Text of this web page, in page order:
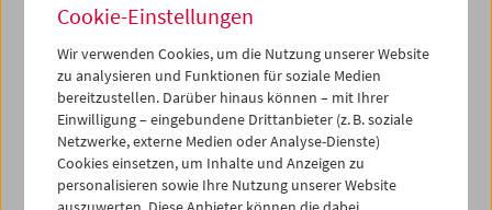
Cookie-Einstellungen
Wir verwenden Cookies, um die Nutzung unserer Website
zu analysieren und Funktionen für soziale Medien
bereitzustellen. Darüber hinaus können – mit Ihrer
Einwilligung – eingebundene Drittanbieter (z. B. soziale
Netzwerke, externe Medien oder Analyse-Dienste)
Cookies einsetzen, um Inhalte und Anzeigen zu
personalisieren sowie Ihre Nutzung unserer Website